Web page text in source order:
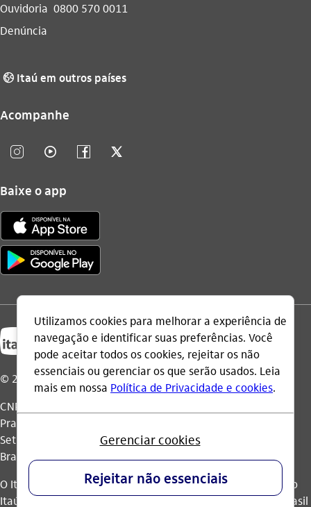
Ouvidoria 0800 570 0011
Denúncia
globo_outline Itaú em outros países
Acompanhe
instagram_outline video_outline facebook_outline twitter_outline
Baixe o app
© 2026 Itaú Unibanco Holding S.A.
CNPJ: 60.872.504/0001-23
Praça Alfredo Egydio de Souza Aranha, 100, Torre Olavo
Setubal, Parque Jabaquara - CEP 04344-902 - São Paulo -
Brasil.
O Itaú Unibanco Holding S.A. é integrante do Conglomerado
Itaú Unibanco e possui autorização do Banco Central do Brasil